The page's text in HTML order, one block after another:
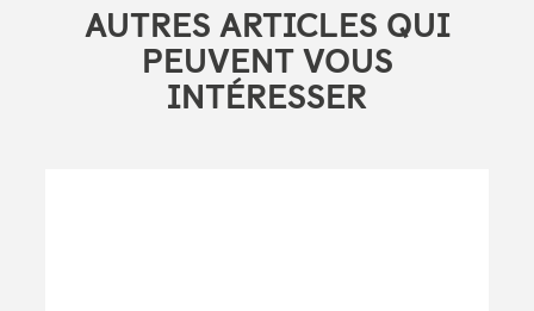
AUTRES ARTICLES QUI
PEUVENT VOUS
INTÉRESSER